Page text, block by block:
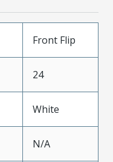
Front Flip
24
White
N/A